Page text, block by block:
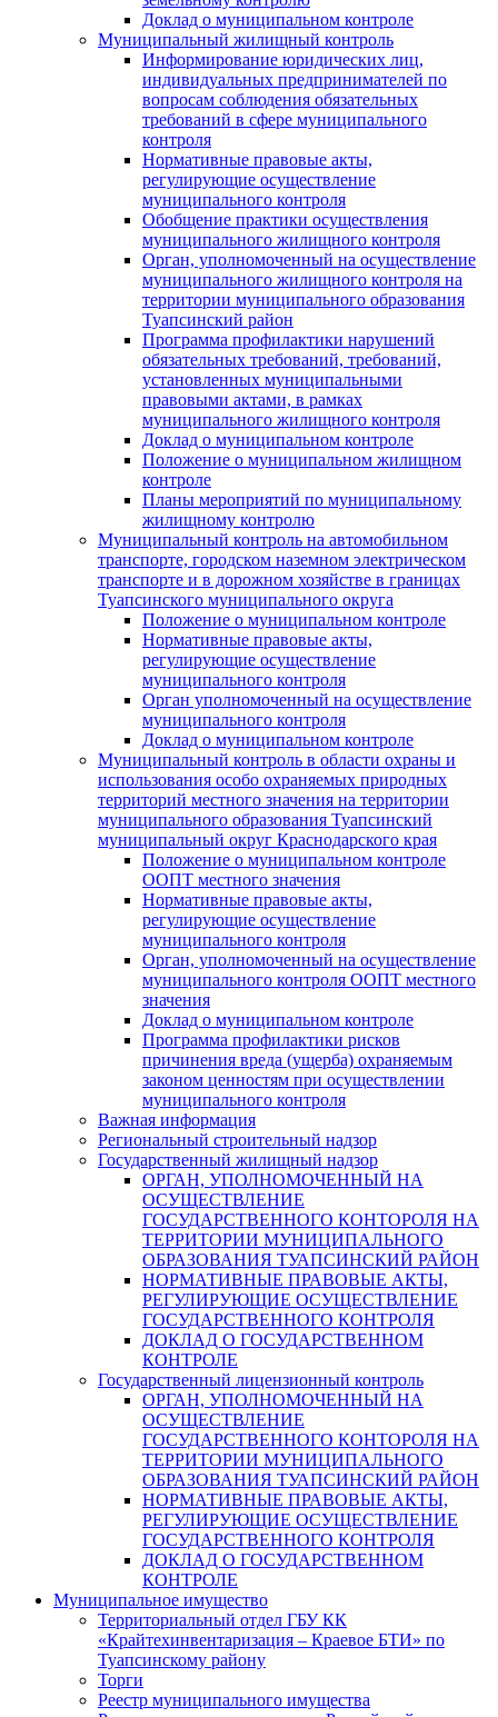
Доклад о муниципальном контроле
Муниципальный жилищный контроль
Информирование юридических лиц,
индивидуальных предпринимателей по
вопросам соблюдения обязательных
требований в сфере муниципального
контроля
Нормативные правовые акты,
регулирующие осуществление
муниципального контроля
Обобщение практики осуществления
муниципального жилищного контроля
Орган, уполномоченный на осуществление
муниципального жилищного контроля на
территории муниципального образования
Туапсинский район
Программа профилактики нарушений
обязательных требований, требований,
установленных муниципальными
правовыми актами, в рамках
муниципального жилищного контроля
Доклад о муниципальном контроле
Положение о муниципальном жилищном
контроле
Планы мероприятий по муниципальному
жилищному контролю
Муниципальный контроль на автомобильном
транспорте, городском наземном электрическом
транспорте и в дорожном хозяйстве в границах
Туапсинского муниципального округа
Положение о муниципальном контроле
Нормативные правовые акты,
регулирующие осуществление
муниципального контроля
Орган уполномоченный на осуществление
муниципального контроля
Доклад о муниципальном контроле
Муниципальный контроль в области охраны и
использования особо охраняемых природных
территорий местного значения на территории
муниципального образования Туапсинский
муниципальный округ Краснодарского края
Положение о муниципальном контроле
ООПТ местного значения
Нормативные правовые акты,
регулирующие осуществление
муниципального контроля
Орган, уполномоченный на осуществление
муниципального контроля ООПТ местного
значения
Доклад о муниципальном контроле
Программа профилактики рисков
причинения вреда (ущерба) охраняемым
законом ценностям при осуществлении
муниципального контроля
Важная информация
Региональный строительный надзор
Государственный жилищный надзор
ОРГАН, УПОЛНОМОЧЕННЫЙ НА
ОСУЩЕСТВЛЕНИЕ
ГОСУДАРСТВЕННОГО КОНТОРОЛЯ НА
ТЕРРИТОРИИ МУНИЦИПАЛЬНОГО
ОБРАЗОВАНИЯ ТУАПСИНСКИЙ РАЙОН
НОРМАТИВНЫЕ ПРАВОВЫЕ АКТЫ,
РЕГУЛИРУЮЩИЕ ОСУЩЕСТВЛЕНИЕ
ГОСУДАРСТВЕННОГО КОНТРОЛЯ
ДОКЛАД О ГОСУДАРСТВЕННОМ
КОНТРОЛЕ
Государственный лицензионный контроль
ОРГАН, УПОЛНОМОЧЕННЫЙ НА
ОСУЩЕСТВЛЕНИЕ
ГОСУДАРСТВЕННОГО КОНТОРОЛЯ НА
ТЕРРИТОРИИ МУНИЦИПАЛЬНОГО
ОБРАЗОВАНИЯ ТУАПСИНСКИЙ РАЙОН
НОРМАТИВНЫЕ ПРАВОВЫЕ АКТЫ,
РЕГУЛИРУЮЩИЕ ОСУЩЕСТВЛЕНИЕ
ГОСУДАРСТВЕННОГО КОНТРОЛЯ
ДОКЛАД О ГОСУДАРСТВЕННОМ
КОНТРОЛЕ
Муниципальное имущество
Территориальный отдел ГБУ КК
«Крайтехинвентаризация – Краевое БТИ» по
Туапсинскому району
Торги
Реестр муниципального имущества